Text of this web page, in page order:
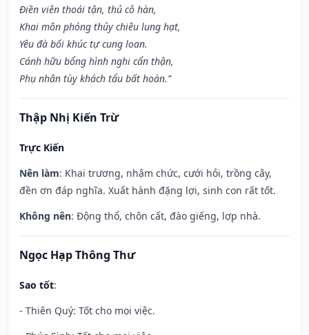
Điền viên thoái tận, thủ cô hàn,
Khai môn phóng thủy chiêu lung hạt,
Yêu đà bối khúc tự cung loan.
Cánh hữu bổng hình nghi cẩn thận,
Phụ nhân tùy khách tẩu bất hoàn.”
Thập Nhị Kiến Trừ
Trực Kiến
Nên làm: Khai trương, nhậm chức, cưới hỏi, trồng cây,
đền ơn đáp nghĩa. Xuất hành đặng lợi, sinh con rất tốt.
Không nên: Động thổ, chôn cất, đào giếng, lợp nhà.
Ngọc Hạp Thông Thư
Sao tốt:
- Thiên Quý: Tốt cho mọi việc.